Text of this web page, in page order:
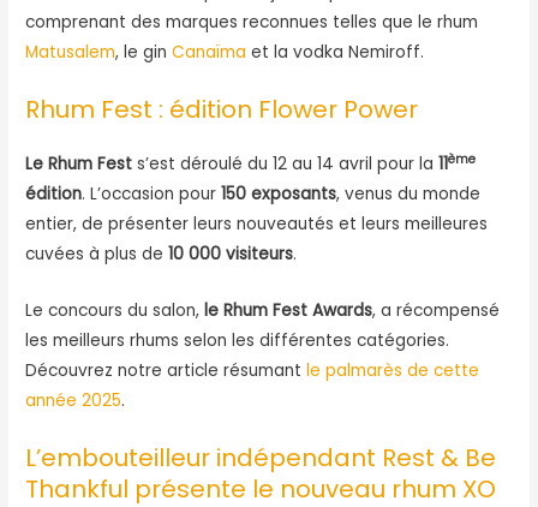
comprenant des marques reconnues telles que le rhum
Matusalem, le ginCanaïma et la vodka Nemiroff.
Rhum Fest : édition Flower Power
Le Rhum Fest s’est déroulé du 12 au 14 avril pour la11ème
édition. L’occasion pour150 exposants, venus du monde
entier, de présenter leurs nouveautés et leurs meilleures
cuvées à plus de 10 000 visiteurs.
Le concours du salon, le Rhum Fest Awards, a récompensé
les meilleurs rhums selon les différentes catégories.
Découvrez notre article résumantle palmarès de cette
année 2025.
L’embouteilleur indépendant Rest & Be
Thankful présente le nouveau rhum XO